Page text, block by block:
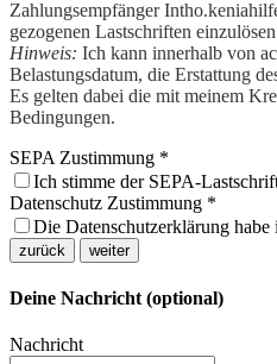
Zahlungsempfänger
gezogenen Lastschriften
Hinweis: Ich kann innerhalb von
Belastungsdatum, die Erstattung
Es gelten dabei die mit meinem
Bedingungen.
SEPA Zustimmung *
Ich stimme der SEPA-
Datenschutz Zustimmung *
Die Datenschutzerklärung habe
zurück weiter
Deine Nachricht (optional)
Nachricht